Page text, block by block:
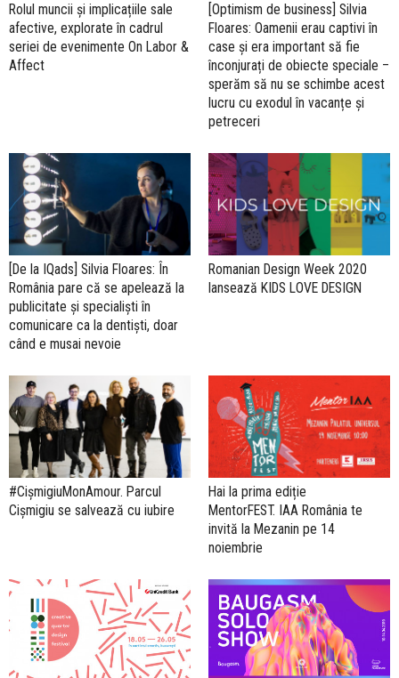
Rolul muncii și implicațiile sale
afective, explorate în cadrul
seriei de evenimente On Labor &
Affect
[Optimism de business] Silvia
Floares: Oamenii erau captivi în
case și era important să fie
înconjurați de obiecte speciale –
sperăm să nu se schimbe acest
lucru cu exodul în vacanțe și
petreceri
[De la IQads] Silvia Floares: În
România pare că se apelează la
publicitate și specialiști în
comunicare ca la dentiști, doar
când e musai nevoie
Romanian Design Week 2020
lansează KIDS LOVE DESIGN
#CișmigiuMonAmour. Parcul
Cișmigiu se salvează cu iubire
Hai la prima ediție
MentorFEST. IAA România te
invită la Mezanin pe 14
noiembrie